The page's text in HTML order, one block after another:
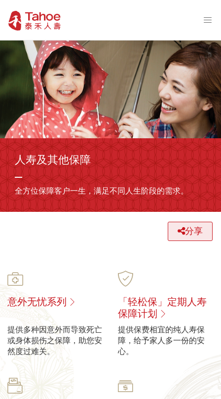
人寿及其他保障
全方位保障客户一生，满足不同人生阶段的需求。
分享
意外无忧系列
提供多种因意外而导致死亡
或身体损伤之保障，助您安
然度过难关。
「轻松保」定期人寿
保障计划
提供保费相宜的纯人寿保
障，给予家人多一份的安
心。